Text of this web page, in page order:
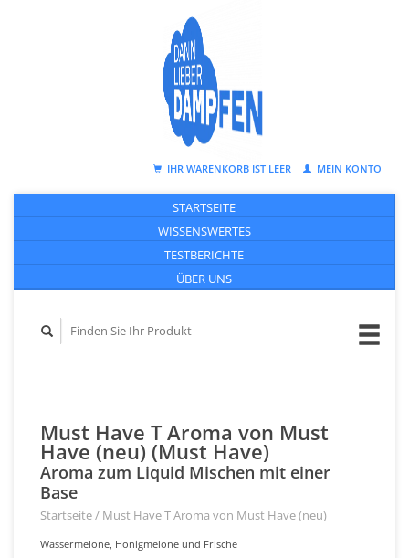
IHR WARENKORB IST LEER MEIN KONTO
STARTSEITE
WISSENSWERTES
TESTBERICHTE
ÜBER UNS
Must Have T Aroma von Must
Have (neu) (Must Have)
Aroma zum Liquid Mischen mit einer
Base
Startseite/ Must Have T Aroma von Must Have (neu)
Wassermelone, Honigmelone und Frische